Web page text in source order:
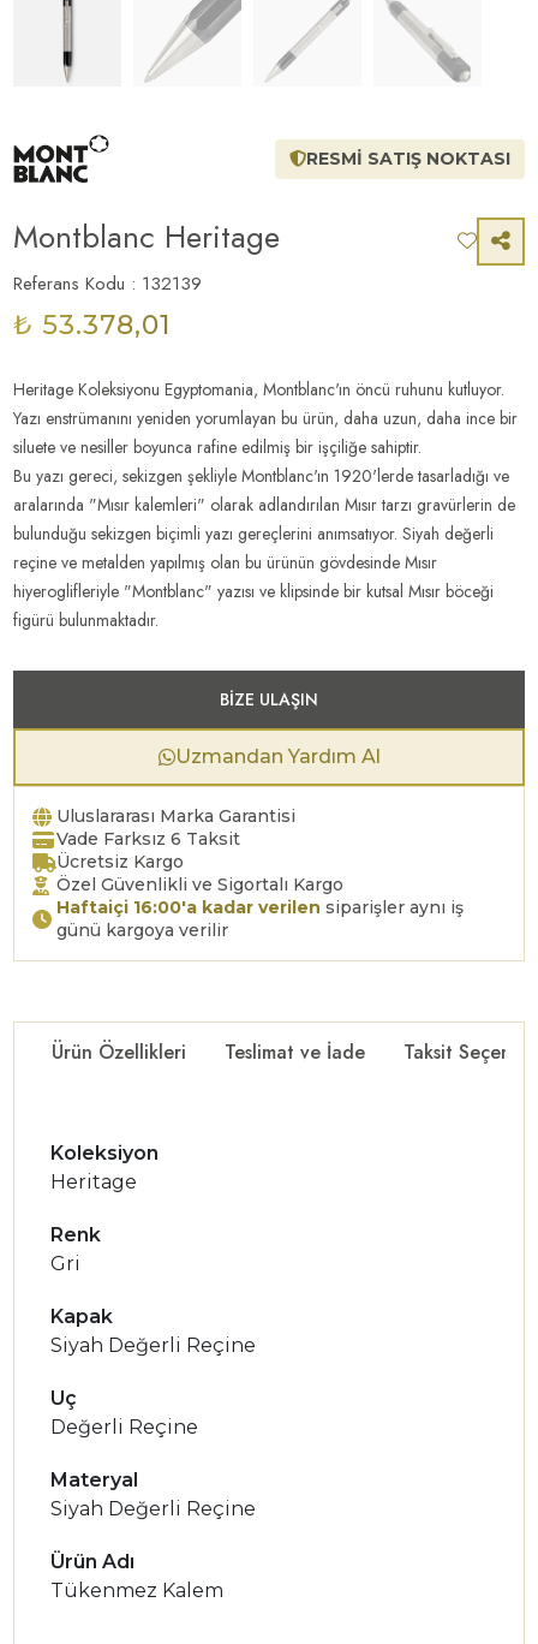
RESMİ SATIŞ NOKTASI
Montblanc Heritage
Referans Kodu : 132139
₺ 53.378,01
Heritage Koleksiyonu Egyptomania, Montblanc'ın öncü ruhunu kutluyor.
Yazı enstrümanını yeniden yorumlayan bu ürün, daha uzun, daha ince bir
siluete ve nesiller boyunca rafine edilmiş bir işçiliğe sahiptir.
Bu yazı gereci, sekizgen şekliyle Montblanc'ın 1920'lerde tasarladığı ve
aralarında "Mısır kalemleri" olarak adlandırılan Mısır tarzı gravürlerin de
bulunduğu sekizgen biçimli yazı gereçlerini anımsatıyor. Siyah değerli
reçine ve metalden yapılmış olan bu ürünün gövdesinde Mısır
hiyeroglifleriyle "Montblanc" yazısı ve klipsinde bir kutsal Mısır böceği
figürü bulunmaktadır.
BIZE ULAŞIN
Uzmandan Yardım Al
Uluslararası Marka Garantisi
Vade Farksız 6 Taksit
Ücretsiz Kargo
Özel Güvenlikli ve Sigortalı Kargo
Haftaiçi 16:00'a kadar verilen siparişler aynı iş
günü kargoya verilir
Ürün Özellikleri Teslimat ve İade Taksit
Koleksiyon
Heritage
Renk
Gri
Kapak
Siyah Değerli Reçine
Uç
Değerli Reçine
Materyal
Siyah Değerli Reçine
Ürün Adı
Tükenmez Kalem